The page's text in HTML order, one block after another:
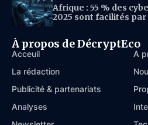
Afrique : 55 % des
2025 sont facilités par
À propos de DécryptEco
Acceuil
À
La rédaction
Publicité & partenariats
Analyses